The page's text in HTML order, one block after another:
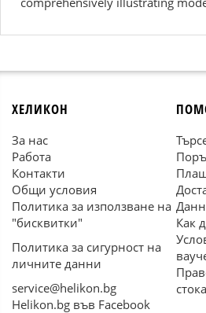
ХЕЛИКОН
За нас
Работа
Контакти
Общи условия
Политика за използване на
"бисквитки"
Политика за сигурност на
личните данни
service@helikon.bg
Helikon.bg във Facebook
Как
стока